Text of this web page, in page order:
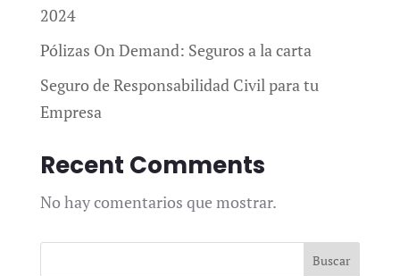
2024
Pólizas On Demand: Seguros a la carta
Seguro de Responsabilidad Civil para tu
Empresa
Recent Comments
No hay comentarios que mostrar.